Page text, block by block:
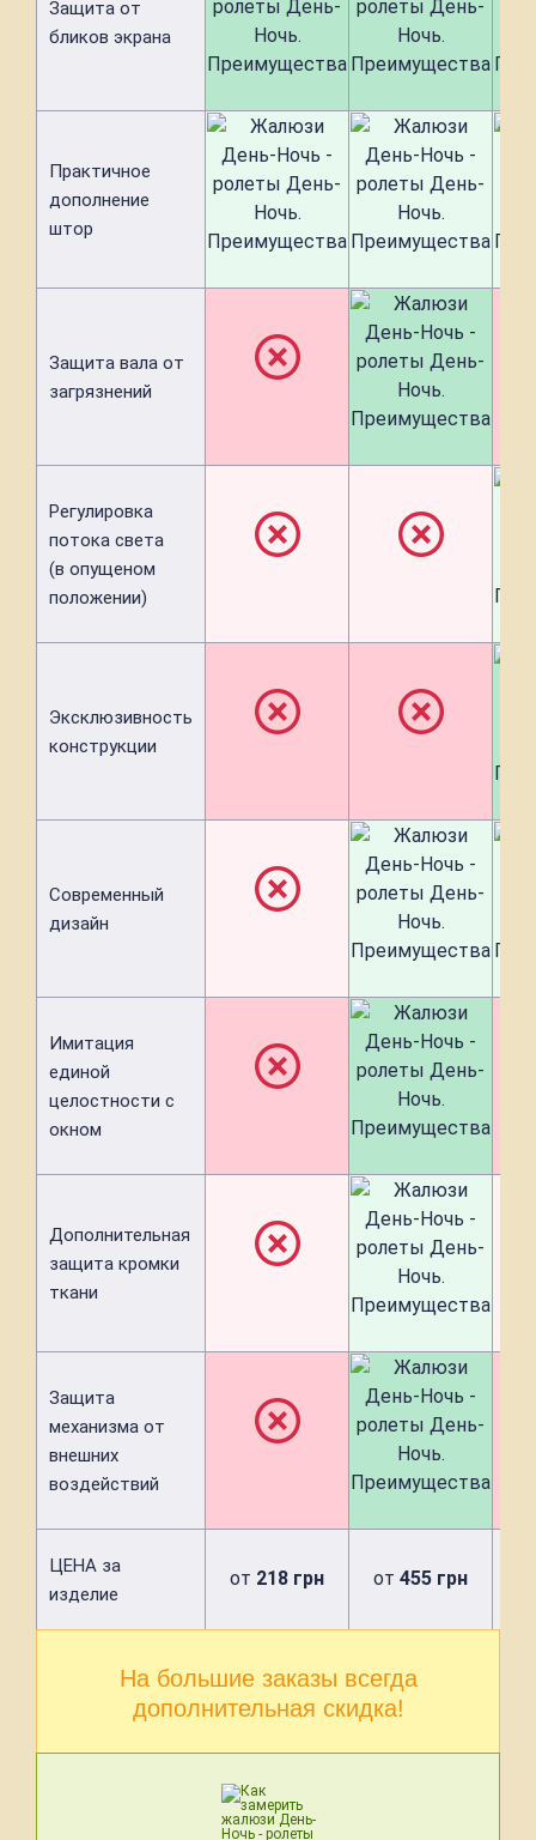
Защита от
бликов экрана
Практичное
дополнение
штор
Защита вала от
загрязнений
Регулировка
потока света
(в опущеном
положении)
Эксклюзивность
конструкции
Современный
дизайн
Имитация
единой
целостности с
окном
Дополнительная
защита кромки
ткани
Защита
механизма от
внешних
воздействий
ЦЕНА за
изделие
от 218 грн от 455 грн
На большие заказы всегда
дополнительная скидка!